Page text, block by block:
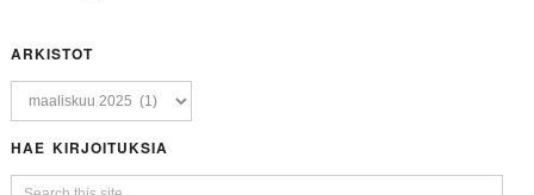
ARKISTOT
HAE KIRJOITUKSIA